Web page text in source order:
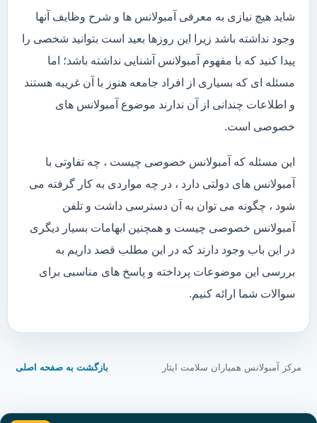
شاید هیچ نیازی به معرفی آمبولانس ها و شرح وظایف آنها
وجود نداشته باشد زیرا این روزها بعید است بتوانید شخصی را
پیدا کنید که با مفهوم آمبولانس آشنایی نداشته باشد؛ اما
مسئله ای که بسیاری از افراد جامعه هنوز با آن غریبه هستند
و اطلاعات چندانی از آن ندارند موضوع آمبولانس های
خصوصی است.
این مسئله که آمبولانس خصوصی چیست ، چه تفاوتی با
آمبولانس های دولتی دارد ، در چه مواردی به کار گرفته می
شود ، چگونه می توان به آن دسترسی داشت و تلفن
آمبولانس خصوصی چیست و همچنین ابهامات بسیار دیگری
در این باب وجود دارند که در این مطلب قصد داریم به
بررسی این موضوعات پرداخته و پاسخ های مناسبی برای
سوالات شما ارائه کنیم.
مرکز آمبولانس همیاران سلامت ایثار بازگشت به صفحه اصلی